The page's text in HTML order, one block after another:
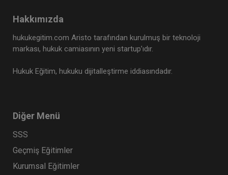
Hakkımızda
hukukegitim.com Aristo tarafından kurulmuş bir teknoloji
markası, hukuk camiasının yeni startup’ıdır.
Hukuk Eğitim, hukuku dijitalleştirme iddiasındadır.
Diğer Menü
SSS
Geçmiş Eğitimler
Kurumsal Eğitimler